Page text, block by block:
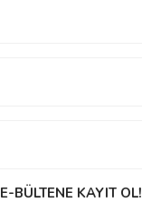
E-BÜLTENE KAYIT OL!